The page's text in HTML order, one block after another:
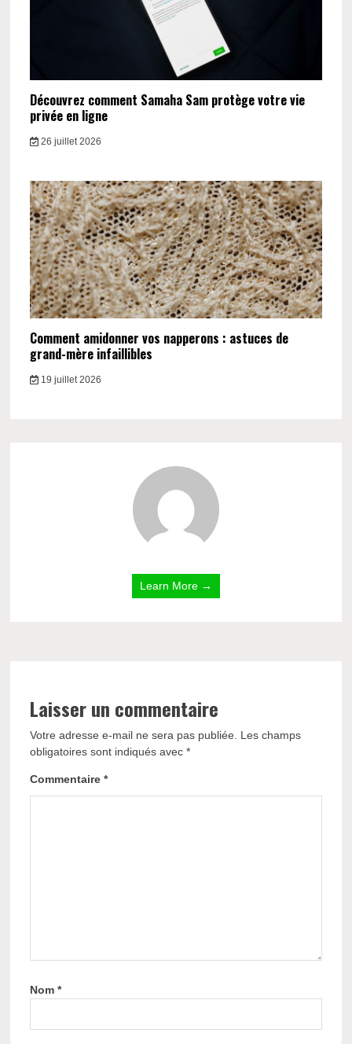
Découvrez comment Samaha Sam protège votre vie
privée en ligne
26 juillet 2026
Comment amidonner vos napperons : astuces de
grand-mère infaillibles
19 juillet 2026
Learn More →
Laisser un commentaire
Votre adresse e-mail ne sera pas publiée.
Les champs
obligatoires sont indiqués avec*
Commentaire*
Nom*